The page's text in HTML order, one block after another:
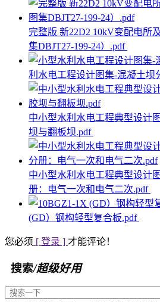
完整版 新22D2 10kV变配电所
集DBJT27-199-24）.pdf
利水电工程设计图集-混凝土坝
中小型水利水电工程典型设计
坝与翻板坝.pdf
中小型水利水电工程典型设计
册：电气一次和电气二次.pdf
(GD）钢构轻型复合板.pdf
您必须 [ 登录 ] 才能评论！
搜索/超级好用